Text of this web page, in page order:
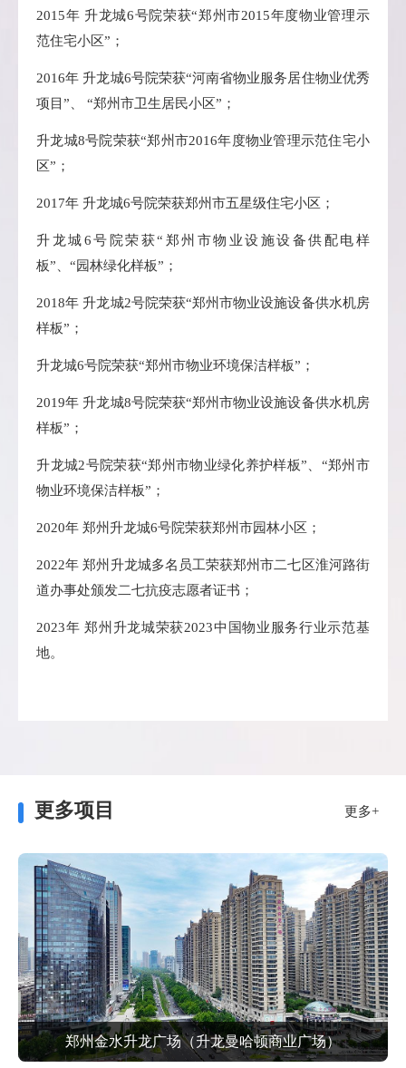
2015年 升龙城6号院荣获“郑州市2015年度物业管理示
范住宅小区”；
2016年 升龙城6号院荣获“河南省物业服务居住物业优秀
项目”、 “郑州市卫生居民小区”；
升龙城8号院荣获“郑州市2016年度物业管理示范住宅小
区”；
2017年 升龙城6号院荣获郑州市五星级住宅小区；
升龙城6号院荣获“郑州市物业设施设备供配电样
板”、“园林绿化样板”；
2018年 升龙城2号院荣获“郑州市物业设施设备供水机房
样板”；
升龙城6号院荣获“郑州市物业环境保洁样板”；
2019年 升龙城8号院荣获“郑州市物业设施设备供水机房
样板”；
升龙城2号院荣获“郑州市物业绿化养护样板”、“郑州市
物业环境保洁样板”；
2020年 郑州升龙城6号院荣获郑州市园林小区；
2022年 郑州升龙城多名员工荣获郑州市二七区淮河路街
道办事处颁发二七抗疫志愿者证书；
2023年 郑州升龙城荣获2023中国物业服务行业示范基
地。
更多项目 更多+
郑州金水升龙广场（升龙曼哈顿商业广场）